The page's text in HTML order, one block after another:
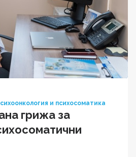
и психосоматика
грижа за